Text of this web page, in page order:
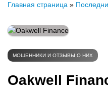
Главная страница »
МОШЕННИКИ И ОТЗЫВЫ О НИХ
Oakwell